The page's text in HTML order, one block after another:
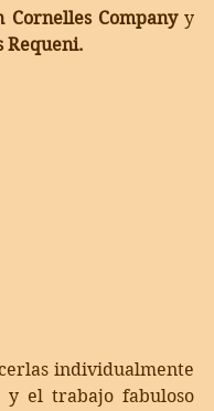
Cornelles Company
Requeni.
individualmente
y el trabajo fabuloso